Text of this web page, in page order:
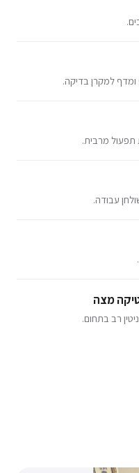
ומדף למקרן בדיקה.
תפעול מרבית.
עבודה.
רב בתחום.